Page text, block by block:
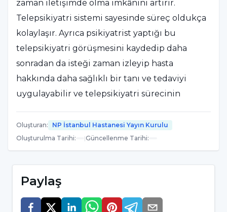
zaman iletişimde olma imkânını artırır.
Telepsikiyatri sistemi sayesinde süreç oldukça
kolaylaşır. Ayrıca psikiyatrist yaptığı bu
telepsikiyatri görüşmesini kaydedip daha
sonradan da isteği zaman izleyip hasta
hakkında daha sağlıklı bir tanı ve tedaviyi
uygulayabilir ve telepsikiyatri sürecinin
ÖNEMLİ! Telepsikiyatri hizmeti almak isteyen
kişilerin, mahremiyet ve gizlilik kuralları için
mutlaka güvenilir bir kurum çatısından bu
hizmeti almaları gerekmektedir.
Hasta önceden sürekli olarak düzenli bir
Oluşturan:
NP İstanbul Hastanesi Yayın Kurulu
Oluşturulma Tarihi: |Güncellenme Tarihi:
Paylaş